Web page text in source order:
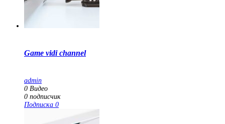
Game vidi channel
admin
0 Видео
0 подписчик
Подписка 0